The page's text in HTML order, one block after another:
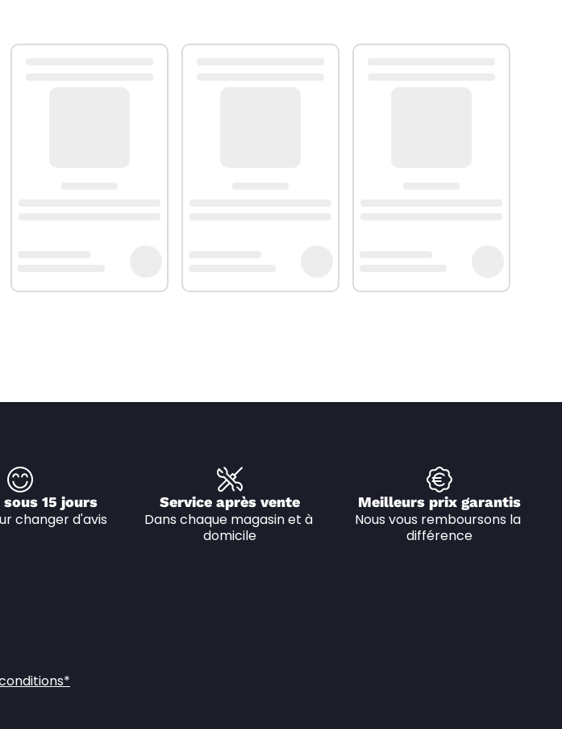
15 jours
changer d'avis
Service après vente
Dans chaque magasin et à
domicile
Meilleurs prix garantis
Nous vous remboursons la
différence